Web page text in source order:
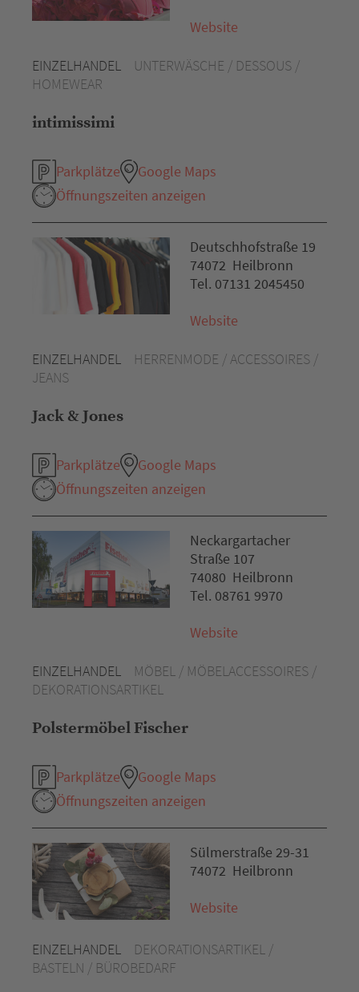
EINZELHANDEL
UNTERWÄSCHE / DESSOUS /
HOMEWEAR
intimissimi
Parkplätze
Google Maps
Öffnungszeiten anzeigen
Website
EINZELHANDEL
HERRENMODE / ACCESSOIRES /
JEANS
Jack & Jones
Parkplätze
Google Maps
Öffnungszeiten anzeigen
Deutschhofstraße 19
74072 Heilbronn
Tel. 07131 2045450
Website
EINZELHANDEL
MÖBEL / MÖBELACCESSOIRES /
DEKORATIONSARTIKEL
Polstermöbel Fischer
Parkplätze
Google Maps
Öffnungszeiten anzeigen
Neckargartacher
Straße 107
74080 Heilbronn
Tel. 08761 9970
Website
EINZELHANDEL
DEKORATIONSARTIKEL /
BASTELN / BÜROBEDARF
Sülmerstraße 29-31
74072 Heilbronn
Website